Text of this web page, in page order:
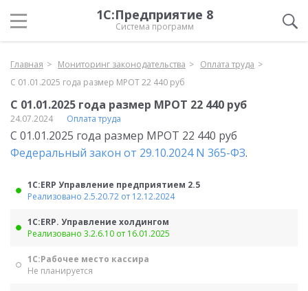
1С:Предприятие 8
Система программ
Главная Мониторинг законодательства
Оплата труда
С 01.01.2025 года размер МРОТ 22 440 руб
С 01.01.2025 года размер МРОТ 22 440 руб
24.07.2024 Оплата труда
С 01.01.2025 года размер МРОТ 22 440 руб
Федеральный закон от 29.10.2024 N 365-ФЗ.
1С:ERP Управление предприятием 2.5
Реализовано 2.5.20.72 от 12.12.2024
1С:ERP. Управление холдингом
Реализовано 3.2.6.10 от 16.01.2025
1С:Рабочее место кассира
Не планируется